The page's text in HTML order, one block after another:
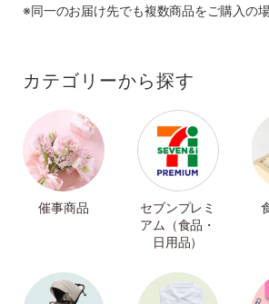
※同一のお届け先でも複数商品をご購入の
カテゴリーから探す
催事商品
セブンプレミ
アム（食品・
日用品）